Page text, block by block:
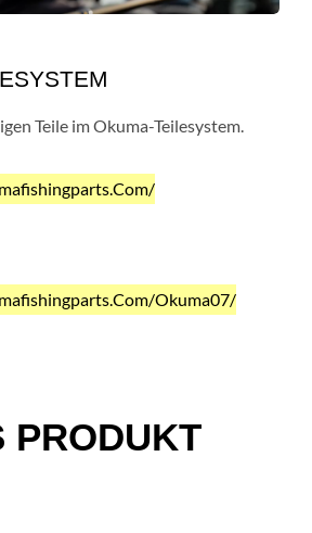
Teile im Okuma-Teilesystem.
okuma07/
PRODUKT